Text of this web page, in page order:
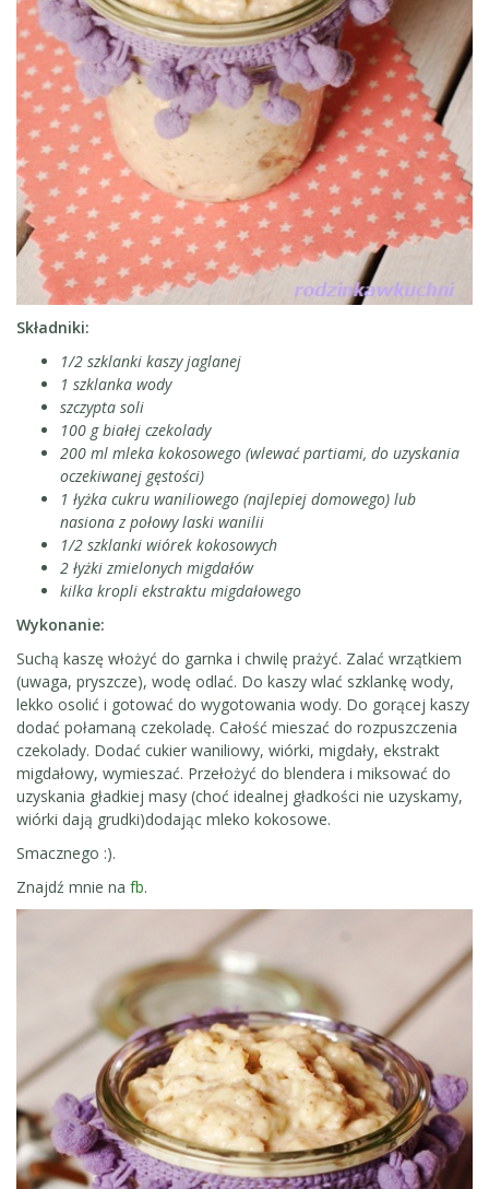
Składniki:
1/2 szklanki kaszy jaglanej
1 szklanka wody
szczypta soli
100 g białej czekolady
200 ml mleka kokosowego (wlewać partiami, do uzyskania
oczekiwanej gęstości)
1 łyżka cukru waniliowego (najlepiej domowego) lub
nasiona z połowy laski wanilii
1/2 szklanki wiórek kokosowych
2 łyżki zmielonych migdałów
kilka kropli ekstraktu migdałowego
Wykonanie:
Suchą kaszę włożyć do garnka i chwilę prażyć. Zalać wrzątkiem
(uwaga, pryszcze), wodę odlać. Do kaszy wlać szklankę wody,
lekko osolić i gotować do wygotowania wody. Do gorącej kaszy
dodać połamaną czekoladę. Całość mieszać do rozpuszczenia
czekolady. Dodać cukier waniliowy, wiórki, migdały, ekstrakt
migdałowy, wymieszać. Przełożyć do blendera i miksować do
uzyskania gładkiej masy (choć idealnej gładkości nie uzyskamy,
wiórki dają grudki)dodając mleko kokosowe.
Smacznego :).
Znajdź mnie na fb.